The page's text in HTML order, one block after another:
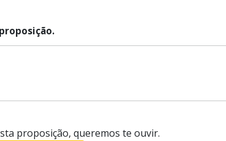
proposição, queremos te ouvir.